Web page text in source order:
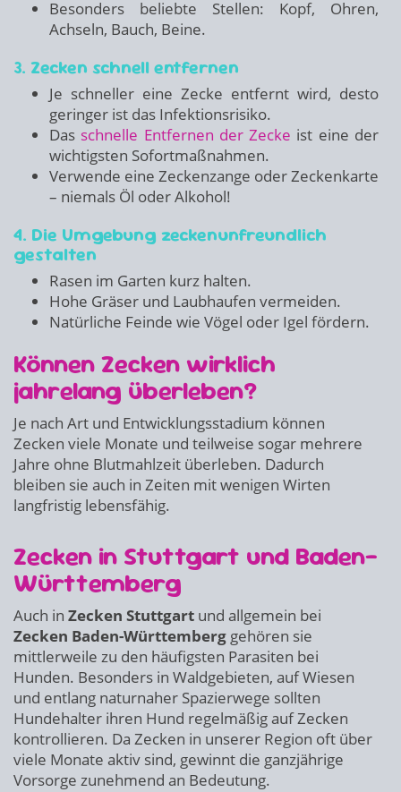
Besonders beliebte Stellen: Kopf, Ohren,
Achseln, Bauch, Beine.
3. Zecken schnell entfernen
Je schneller eine Zecke entfernt wird, desto
geringer ist das Infektionsrisiko.
Das schnelle Entfernen der Zecke ist eine der
wichtigsten Sofortmaßnahmen.
Verwende eine Zeckenzange oder Zeckenkarte
– niemals Öl oder Alkohol!
4. Die Umgebung zeckenunfreundlich
gestalten
Rasen im Garten kurz halten.
Hohe Gräser und Laubhaufen vermeiden.
Natürliche Feinde wie Vögel oder Igel fördern.
Können Zecken wirklich
jahrelang überleben?
Je nach Art und Entwicklungsstadium können
Zecken viele Monate und teilweise sogar mehrere
Jahre ohne Blutmahlzeit überleben. Dadurch
bleiben sie auch in Zeiten mit wenigen Wirten
langfristig lebensfähig.
Zecken in Stuttgart und Baden-
Württemberg
Auch in Zecken Stuttgart und allgemein bei
Zecken Baden-Württemberg gehören sie
mittlerweile zu den häufigsten Parasiten bei
Hunden. Besonders in Waldgebieten, auf Wiesen
und entlang naturnaher Spazierwege sollten
Hundehalter ihren Hund regelmäßig auf Zecken
kontrollieren. Da Zecken in unserer Region oft über
viele Monate aktiv sind, gewinnt die ganzjährige
Vorsorge zunehmend an Bedeutung.